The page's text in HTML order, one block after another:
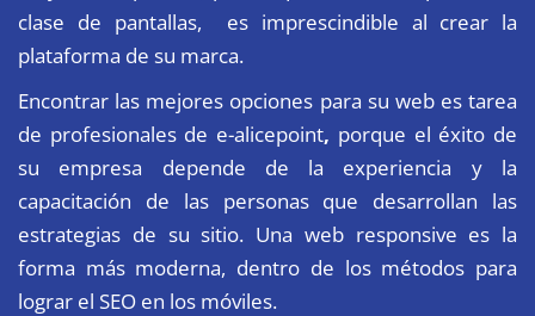
clase de pantallas, es imprescindible al crear la
plataforma de su marca.
Encontrar las mejores opciones para su web es tarea
de profesionales de e-alicepoint, porque el éxito de
su empresa depende de la experiencia y la
capacitación de las personas que desarrollan las
estrategias de su sitio. Una web responsive es la
forma más moderna, dentro de los métodos para
lograr el SEO en los móviles.